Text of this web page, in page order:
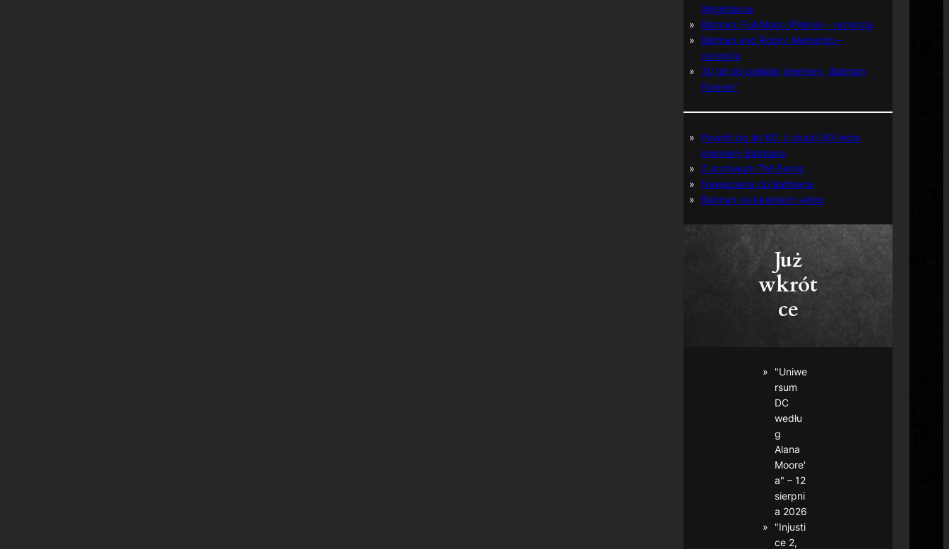
Wrightsona
Batman: Full Moon (Pełnia) – recenzja
Batman and Robin: Memento –
recenzja
30 lat od polskiej premiery „Batman
Forever”
Powrót do lat 60. z okazji 60-lecia
premiery Batmana
Z archiwum TM-Semic
Nawiązania do Batmana
Batman na kasetach video
Już
wkrót
ce
"Uniwe
rsum
DC
wedłu
g
Alana
Moore'
a" – 12
sierpni
a 2026
"Injusti
ce 2,